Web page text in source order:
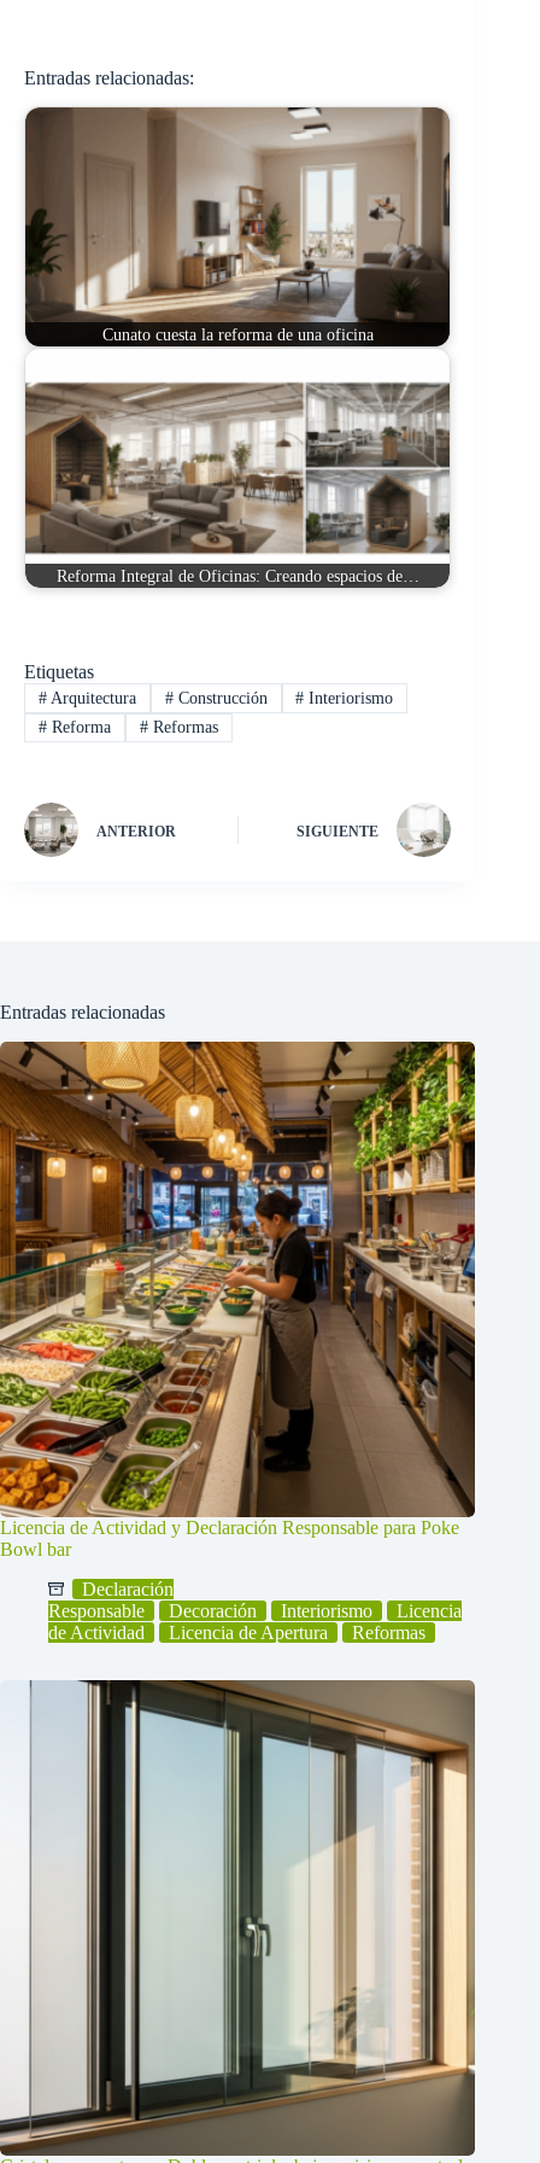
Entradas relacionadas:
Cunato cuesta la reforma de una oficina
Reforma Integral de Oficinas: Creando espacios de…
Etiquetas
#Arquitectura #Construcción # Interiorismo
#Reforma #Reformas
ANTERIOR SIGUIENTE
Entradas relacionadas
Licencia de Actividad y Declaración Responsable para Poke
Bowl bar
Declaración
Responsable
Decoración Interiorismo
Licencia
de Actividad
Licencia de Apertura Reformas